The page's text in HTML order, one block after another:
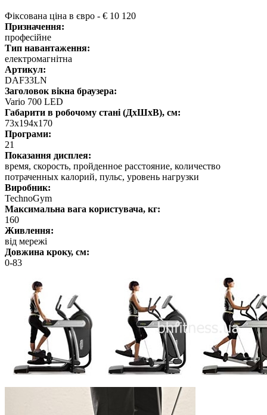
Фіксована ціна в євро - € 10 120
Призначення:
професійне
Тип навантаження:
електромагнітна
Артикул:
DAF33LN
Заголовок вікна браузера:
Vario 700 LED
Габарити в робочому стані (ДхШхВ), см:
73x194x170
Програми:
21
Показання дисплея:
время, скорость, пройденное расстояние, количество
потраченных калорий, пульс, уровень нагрузки
Виробник:
TechnoGym
Максимальна вага користувача, кг:
160
Живлення:
від мережі
Довжина кроку, см:
0-83